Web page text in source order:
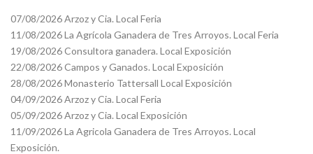
07/08/2026 Arzoz y Cia. Local Feria
11/08/2026 La Agrícola Ganadera de Tres Arroyos. Local Feria
19/08/2026 Consultora ganadera. Local Exposición
22/08/2026 Campos y Ganados. Local Exposición
28/08/2026 Monasterio Tattersall Local Exposición
04/09/2026 Arzoz y Cia. Local Feria
05/09/2026 Arzoz y Cia. Local Exposición
11/09/2026 La Agricola Ganadera de Tres Arroyos. Local
Exposición.